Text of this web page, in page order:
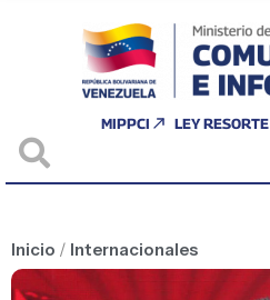
MIPPCI LEY RESORTE
Inicio / Internacionales